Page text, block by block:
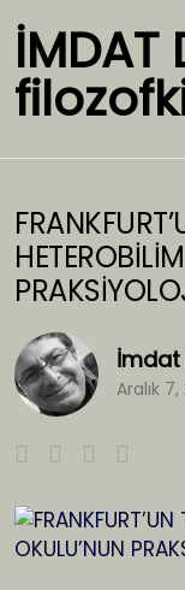
İMDAT
İmdat
Aralık